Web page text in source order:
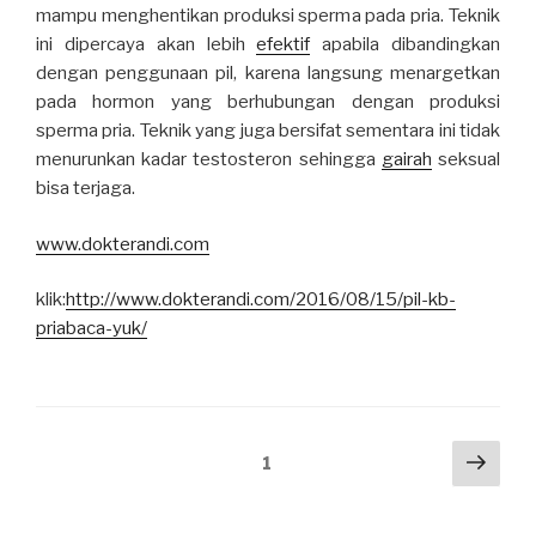
mampu menghentikan produksi sperma pada pria. Teknik
ini dipercaya akan lebihefektif apabila dibandingkan
dengan penggunaan pil, karena langsung menargetkan
pada hormon yang berhubungan dengan produksi
sperma pria. Teknik yang juga bersifat sementara ini tidak
menurunkan kadar testosteron sehingga gairah seksual
bisa terjaga.
www.dokterandi.com
klik:http://www.dokterandi.com/2016/08/15/pil-kb-
priabaca-yuk/
1
Next